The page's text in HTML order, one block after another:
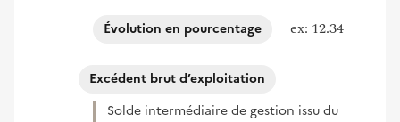
Évolution en pourcentage ex: 12.34
Excédent brut d’exploitation
Solde intermédiaire de gestion issu du